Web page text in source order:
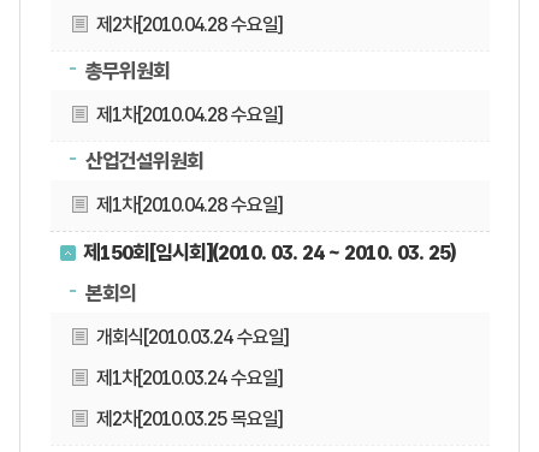
제2차[2010.04.28 수요일]
총무위원회
제1차[2010.04.28 수요일]
산업건설위원회
제1차[2010.04.28 수요일]
제150회[임시회](2010. 03. 24 ~ 2010. 03. 25)
본회의
개회식[2010.03.24 수요일]
제1차[2010.03.24 수요일]
제2차[2010.03.25 목요일]